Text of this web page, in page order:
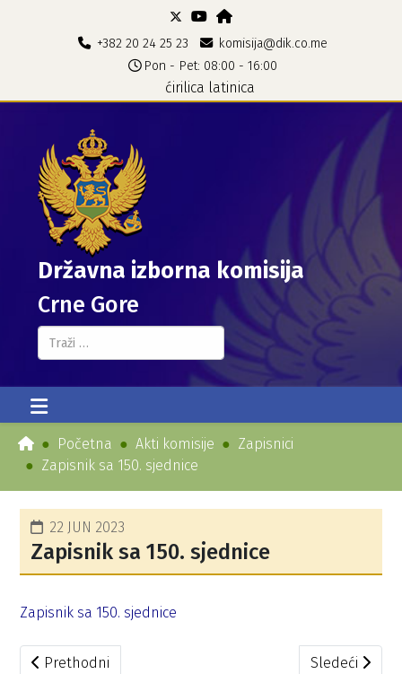
+382 20 24 25 23
komisija@dik.co.me
Pon - Pet: 08:00 - 16:00
ćirilica latinica
Državna izborna komisija
Crne Gore
Pretraga...
Početna Akti komisije
Zapisnici
Zapisnik sa 150. sjednice
22 JUN 2023
Zapisnik sa 150. sjednice
Zapisnik sa 150. sjednice
Prethodni članak: Zapisnik sa 147. sjednice
Prethodni Sledeći
Sledeći